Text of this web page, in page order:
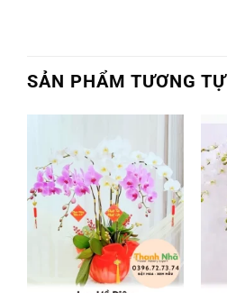
SẢN PHẨM TƯƠNG TỰ
Add to
wishlist